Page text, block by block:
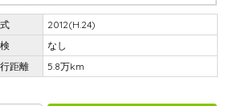
2012(H.24)
なし
5.8万km